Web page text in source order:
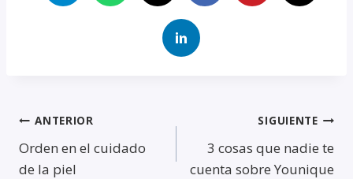
Navegación
de
ANTERIOR
Orden en el cuidado
de la piel
SIGUIENTE
3 cosas que nadie te
cuenta sobre Younique